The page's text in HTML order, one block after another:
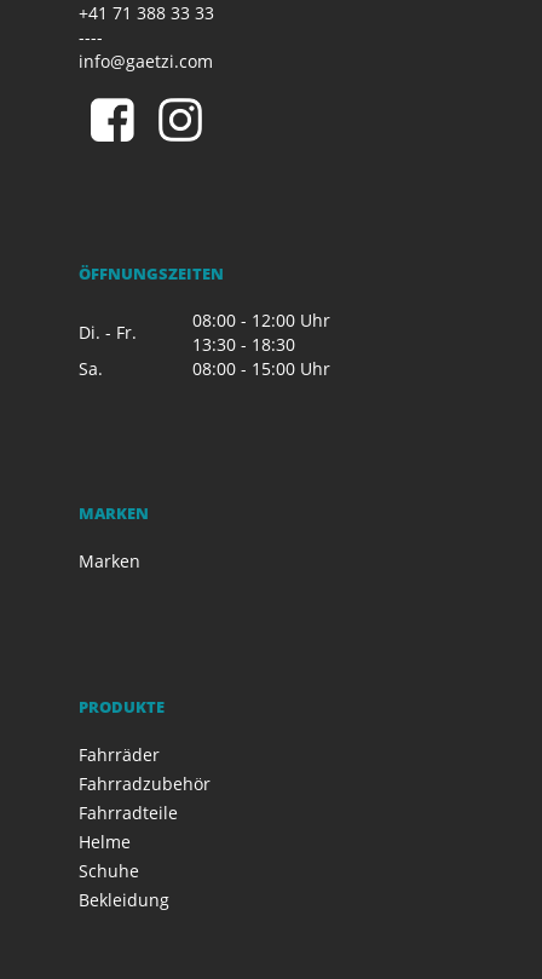
+41 71 388 33 33
----
info@gaetzi.com
ÖFFNUNGSZEITEN
Di. - Fr.
08:00 - 12:00 Uhr
13:30 - 18:30
Sa.
08:00 - 15:00 Uhr
MARKEN
Marken
PRODUKTE
Fahrräder
Fahrradzubehör
Fahrradteile
Helme
Schuhe
Bekleidung